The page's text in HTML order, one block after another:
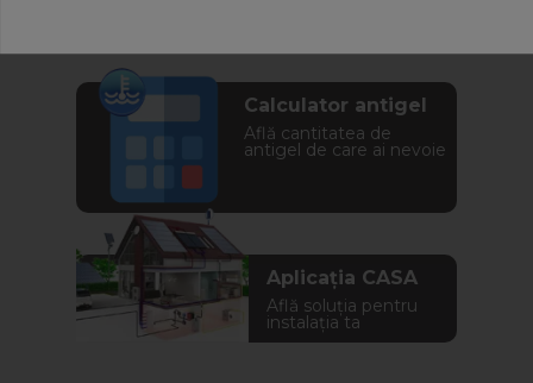
Calculator antigel
Află cantitatea de
antigel de care ai nevoie
Aplicația CASA
Află soluția pentru
instalația ta